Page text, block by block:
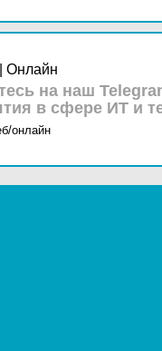
Онлайн
на наш
в сфере ИТ и
онлайн